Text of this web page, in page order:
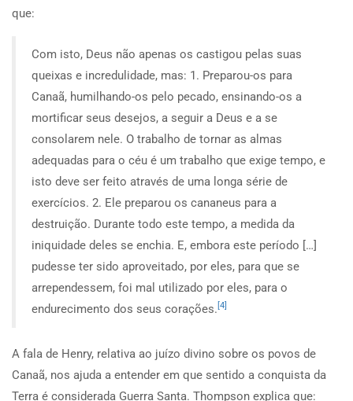
que:
Com isto, Deus não apenas os castigou pelas suas
queixas e incredulidade, mas: 1. Preparou-os para
Canaã, humilhando-os pelo pecado, ensinando-os a
mortificar seus desejos, a seguir a Deus e a se
consolarem nele. O trabalho de tornar as almas
adequadas para o céu é um trabalho que exige tempo, e
isto deve ser feito através de uma longa série de
exercícios. 2. Ele preparou os cananeus para a
destruição. Durante todo este tempo, a medida da
iniquidade deles se enchia. E, embora este período […]
pudesse ter sido aproveitado, por eles, para que se
arrependessem, foi mal utilizado por eles, para o
endurecimento dos seus corações.[4]
A fala de Henry, relativa ao juízo divino sobre os povos de
Canaã, nos ajuda a entender em que sentido a conquista da
Terra é considerada Guerra Santa. Thompson explica que: